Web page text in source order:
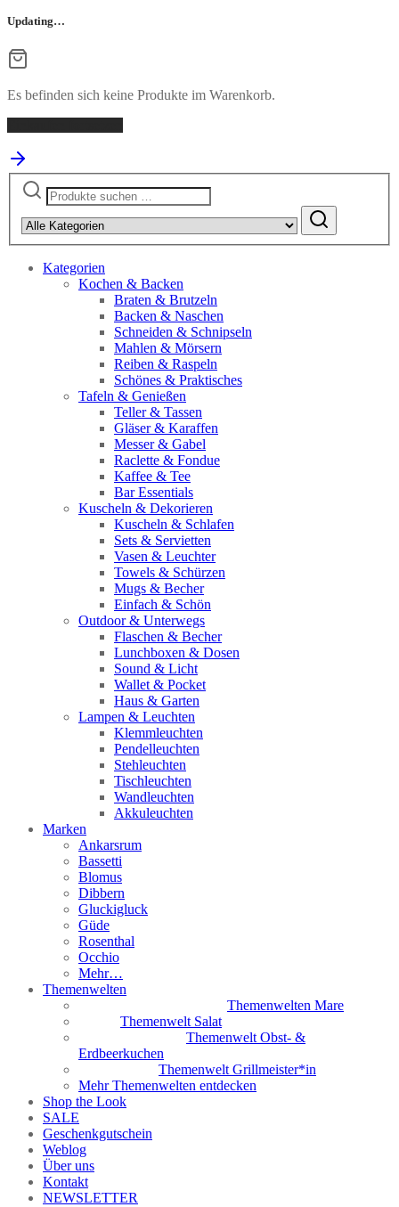
Updating…
Es befinden sich keine Produkte im Warenkorb.
Suchen
nach:
Kategorien
Kochen & Backen
Braten & Brutzeln
Backen & Naschen
Schneiden & Schnipseln
Mahlen & Mörsern
Reiben & Raspeln
Schönes & Praktisches
Tafeln & Genießen
Teller & Tassen
Gläser & Karaffen
Messer & Gabel
Raclette & Fondue
Kaffee & Tee
Bar Essentials
Kuscheln & Dekorieren
Kuscheln & Schlafen
Sets & Servietten
Vasen & Leuchter
Towels & Schürzen
Mugs & Becher
Einfach & Schön
Outdoor & Unterwegs
Flaschen & Becher
Lunchboxen & Dosen
Sound & Licht
Wallet & Pocket
Haus & Garten
Lampen & Leuchten
Klemmleuchten
Pendelleuchten
Stehleuchten
Tischleuchten
Wandleuchten
Akkuleuchten
Marken
Ankarsrum
Bassetti
Blomus
Dibbern
Gluckigluck
Güde
Rosenthal
Occhio
Mehr…
Themenwelten
Themenwelten Mare
Themenwelt Salat
Themenwelt Obst- &
Erdbeerkuchen
Themenwelt Grillmeister*in
Mehr Themenwelten entdecken
Shop the Look
SALE
Geschenkgutschein
Weblog
Über uns
Kontakt
NEWSLETTER